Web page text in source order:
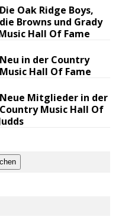
Die Oak Ridge Boys,
die Browns und Grady
Hall Of Fame
Neu in der Country
Music Hall Of Fame
Neue Mitglieder in der
Country Music Hall Of